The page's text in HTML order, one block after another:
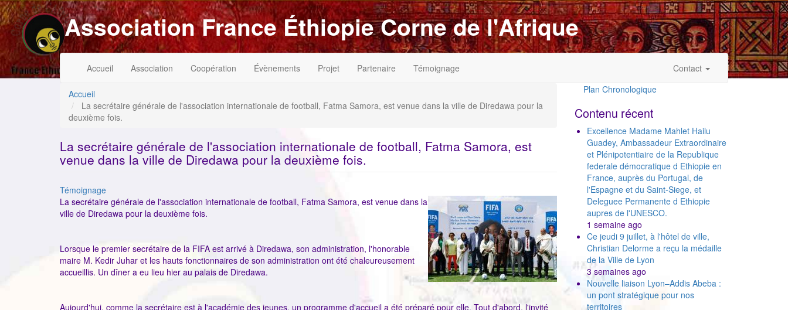
Aller
au
contenu
principal
Association France Éthiopie Corne de l'Afrique
principale
Accueil Association Coopération Évènements Projet Partenaire Témoignage
du
de
l'utilisateur
Contact
Accueil
La secrétaire générale de l'association internationale de football, Fatma Samora, est venue dans la ville de Diredawa pour la
deuxième fois.
La secrétaire générale de l'association internationale de football, Fatma Samora, est
venue dans la ville de Diredawa pour la deuxième fois.
Catégorie
Témoignage
ImageenAvant
La secrétaire générale de l'association internationale de football, Fatma Samora, est venue dans la
ville de Diredawa pour la deuxième fois.
Lorsque le premier secrétaire de la FIFA est arrivé à Diredawa, son administration, l'honorable
maire M. Kedir Juhar et les hauts fonctionnaires de son administration ont été chaleureusement
accueillis. Un dîner a eu lieu hier au palais de Diredawa.
Aujourd'hui, comme la secrétaire est à l'académie des jeunes, un programme d'accueil a été préparé pour elle. Tout d'abord, l'invité
Plan Chronologique
Contenu récent
Excellence Madame Mahlet Hailu
Guadey, Ambassadeur Extraordinaire
et Plénipotentiaire de la Republique
federale démocratique d Ethiopie en
France, auprès du Portugal, de
l'Espagne et du Saint-Siege, et
Deleguee Permanente d Ethiopie
aupres de l'UNESCO.
1 semaine ago
Ce jeudi 9 juillet, à l'hôtel de ville,
Christian Delorme a reçu la médaille
de la Ville de Lyon
3 semaines ago
Nouvelle liaison Lyon–Addis Abeba :
un pont stratégique pour nos
territoires